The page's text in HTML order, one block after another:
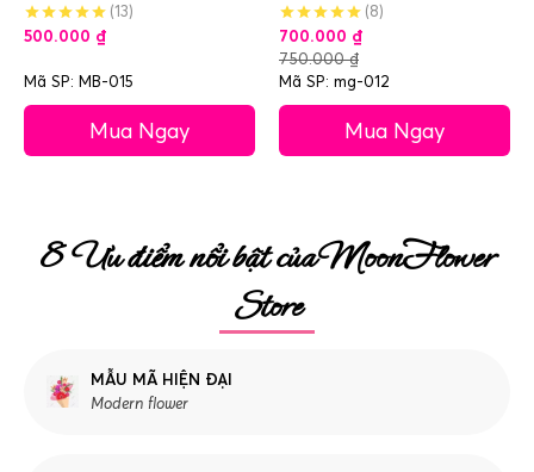
(13)
500.000 ₫
Mã SP: MB-015
Mua Ngay
(8)
700.000 ₫
750.000₫
Mã SP: mg-012
Mua Ngay
8 Ưu điểm nổi bật của MoonFlower
Store
MẪU MÃ HIỆN ĐẠI
Modern flower